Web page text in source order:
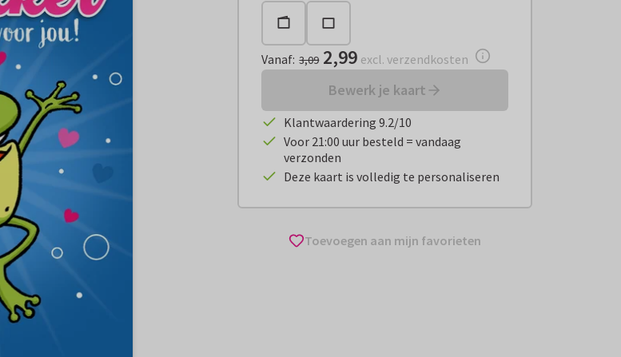
Vanaf: 3,09 2,99 excl. verzendkosten
Bewerk je kaart
Klantwaardering 9.2/10
Voor 21:00 uur besteld = vandaag
verzonden
Deze kaart is volledig te personaliseren
Toevoegen aan mijn favorieten